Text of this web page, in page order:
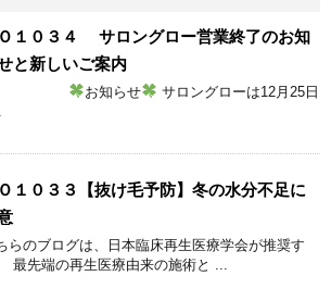
１０３４ サロングロー営業終了のお知
と新しいご案内
お知らせ
サロングローは12月25日
１０３３【抜け毛予防】冬の水分不足に
らのブログは、日本臨床再生医療学会が推奨す
最先端の再生医療由来の施術と ...